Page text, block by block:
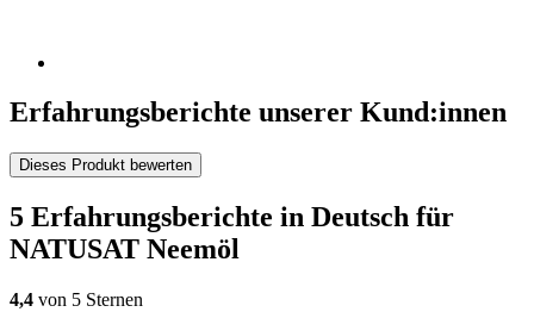
Erfahrungsberichte unserer Kund:innen
Dieses Produkt bewerten
5 Erfahrungsberichte in Deutsch für
NATUSAT Neemöl
4,4 von 5 Sternen